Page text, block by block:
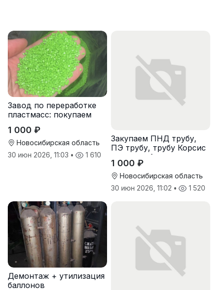
Завод по переработке
пластмасс: покупаем
паллет и поддонов
1 000 ₽
Новосибирская область
30 июн 2026, 11:03 • 1 610
Закупаем ПНД трубу,
ПЭ трубу, трубу Корсис
оптом от 1 тонны
1 000 ₽
Новосибирская область
30 июн 2026, 11:02 • 1 520
Демонтаж + утилизация
баллонов